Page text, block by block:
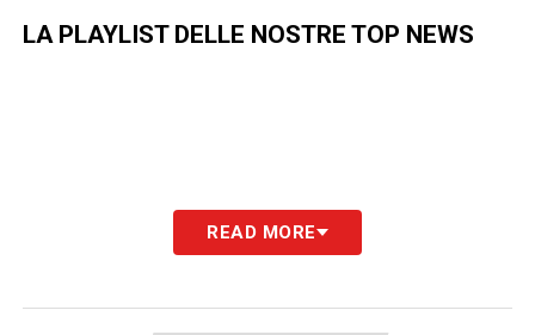
LA PLAYLIST DELLE NOSTRE TOP NEWS
READ MORE